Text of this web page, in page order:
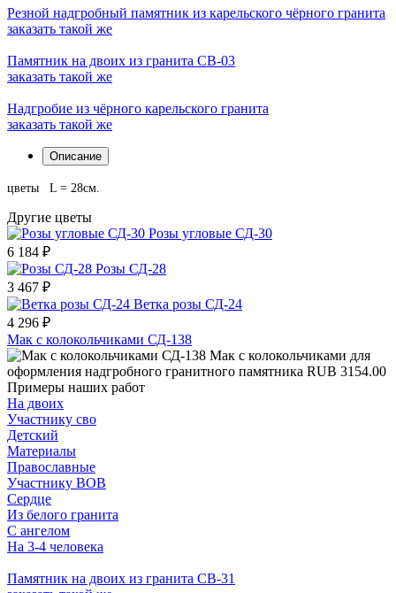
Резной надгробный памятник из карельского чёрного гранита
заказать такой же
Памятник на двоих из гранита СВ-03
заказать такой же
Надгробие из чёрного карельского гранита
заказать такой же
Описание
цветы L = 28см.
Другие цветы
Розы угловые СД-30
6 184 ₽
Розы СД-28
3 467 ₽
Ветка розы СД-24
4 296 ₽
Мак с колокольчиками СД-138
Мак с колокольчиками для
оформления надгробного гранитного памятника RUB 3154.00
Примеры наших работ
На двоих
Участнику сво
Детский
Материалы
Православные
Участнику ВОВ
Сердце
Из белого гранита
С ангелом
На 3-4 человека
Памятник на двоих из гранита СВ-31